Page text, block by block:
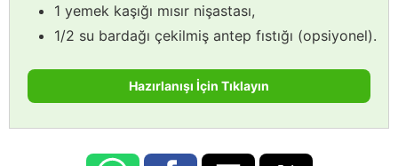
1 yemek kaşığı mısır nişastası,
1/2 su bardağı çekilmiş antep fıstığı (opsiyonel).
Hazırlanışı İçin Tıklayın